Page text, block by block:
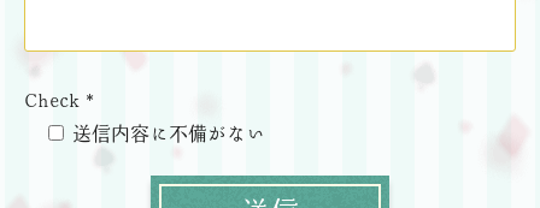
Check *
送信内容に不備がない